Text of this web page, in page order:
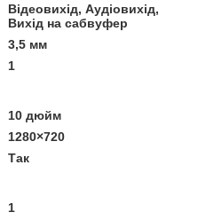
Відеовихід, Аудіовихід,
Вихід на сабвуфер
3,5 мм
1
10 дюйм
1280×720
Так
1